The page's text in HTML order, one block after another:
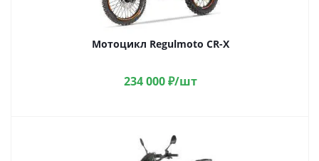
Мотоцикл Regulmoto CR-X
234 000₽/шт